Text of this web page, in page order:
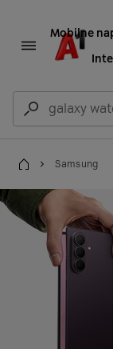
Mobilne
Domov
Samsung